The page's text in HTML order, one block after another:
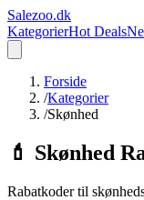
Salezoo.dk
KategorierHot Deals
Forside
/Kategorier
/Skønhed
💄 Skønhed
Rabatkoder til